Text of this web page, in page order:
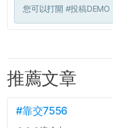
您可以打開 #投稿DEMO
推薦文章
#靠交7556